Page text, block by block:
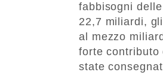
fabbisogni
22,7 miliardi,
al mezzo
forte contributo
state